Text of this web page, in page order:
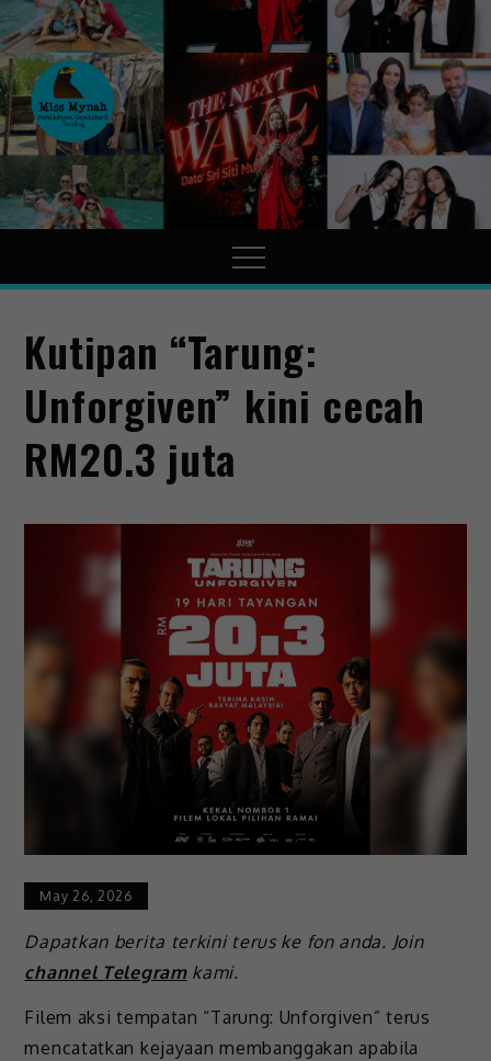
MissMynah
Portal Hiburan, Gaya Hidup
& Trending
Kutipan “Tarung:
Unforgiven” kini cecah
RM20.3 juta
May 26, 2026
Dapatkan berita terkini terus ke fon anda. Join
channel Telegramkami.
Filem aksi tempatan “Tarung: Unforgiven” terus
mencatatkan kejayaan membanggakan apabila